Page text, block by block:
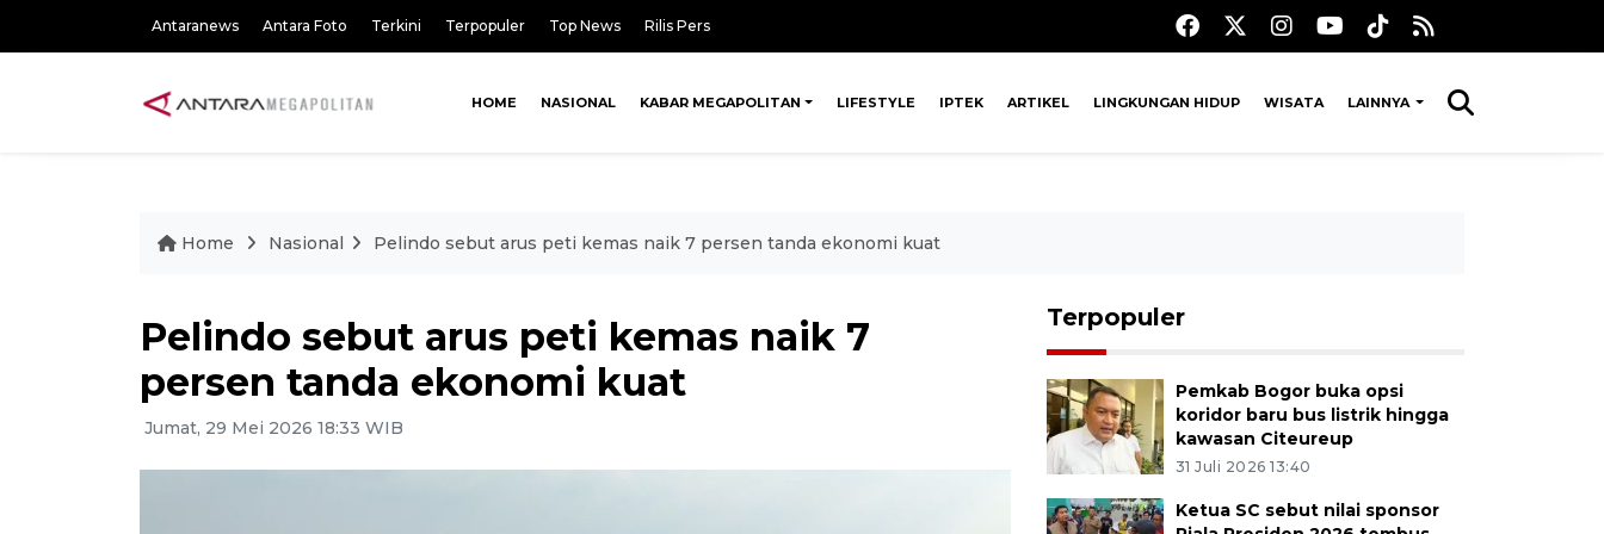
Antaranews Antara Foto Terkini Terpopuler Top News Rilis Pers
HOME NASIONAL KABAR MEGAPOLITAN LIFESTYLE IPTEK ARTIKEL LINGKUNGAN HIDUP WISATA LAINNYA
Home Nasional Pelindo sebut arus peti kemas naik 7 persen tanda ekonomi kuat
Pelindo sebut arus peti kemas naik 7
persen tanda ekonomi kuat
Jumat, 29 Mei 2026 18:33 WIB
Terpopuler
Pemkab Bogor buka opsi
koridor baru bus listrik hingga
kawasan Citeureup
31 Juli 2026 13:40
Ketua SC sebut nilai sponsor